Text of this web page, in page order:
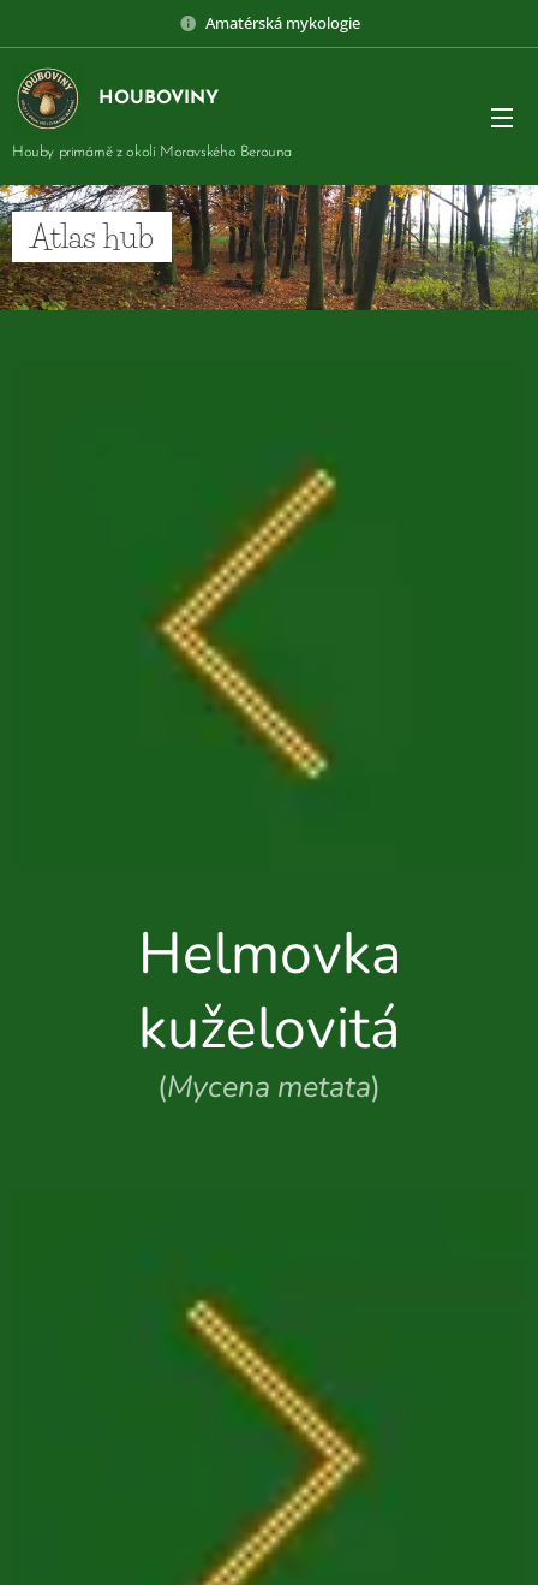
Amatérská mykologie
HOUBOVINY
Houby primárně z okolí Moravského Berouna
Atlas hub
Helmovka
kuželovitá
(Mycena metata)